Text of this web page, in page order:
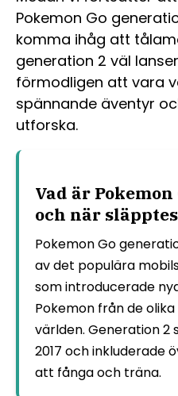
Pokemon Go
komma ihåg att
generation 2 väl
förmodligen att vara
spännande äventyr
utforska.
Vad är
och när
Pokemon Go
av det populära
som introducerade
Pokemon från de
världen. Generation 2
2017 och inkluderade
att fånga och träna.